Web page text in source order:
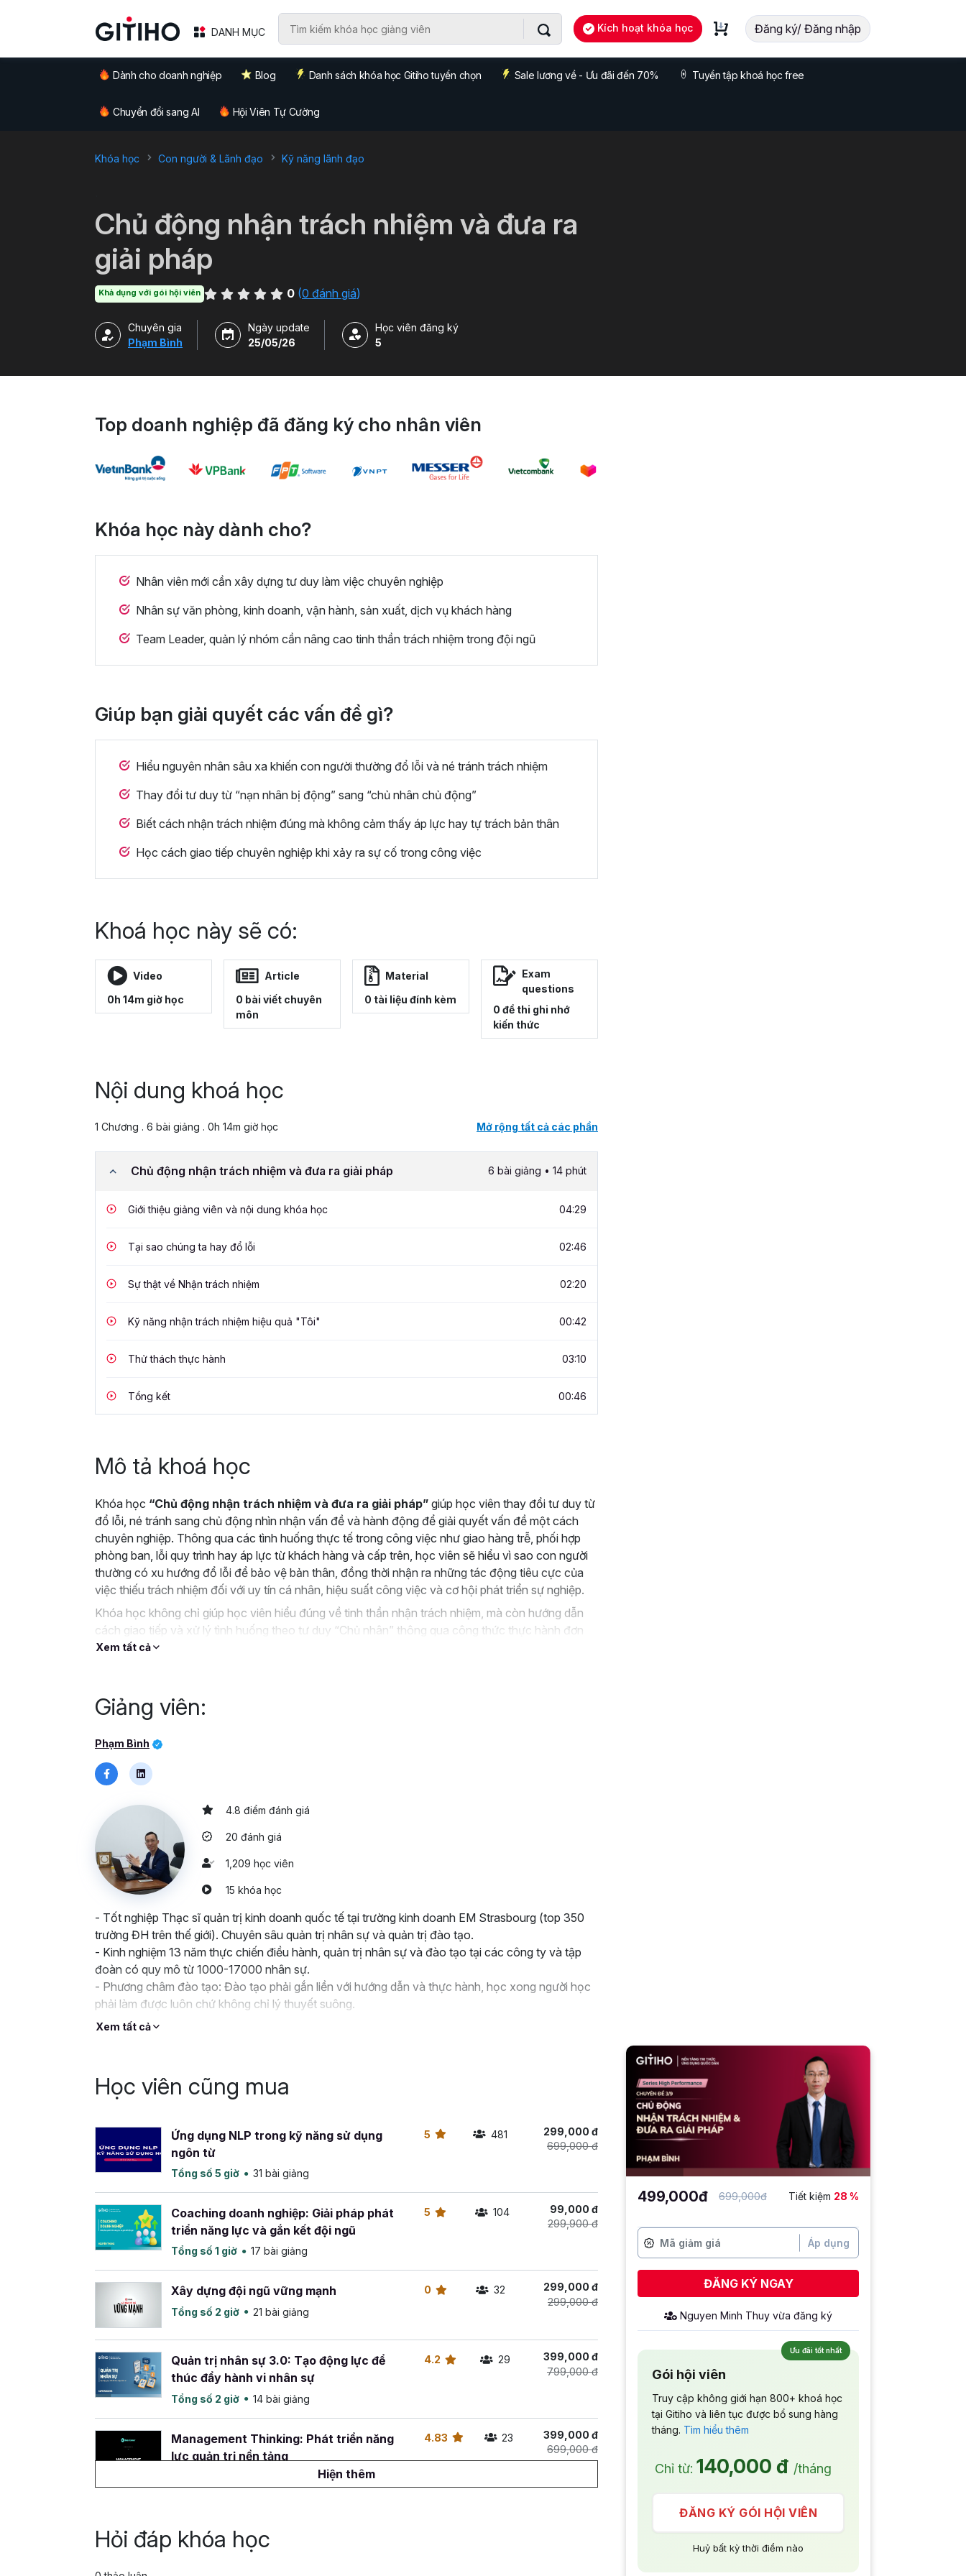
DANH MỤC Kích hoạt khóa học Đăng ký/ Đăng nhập
Dành cho doanh nghiệp Blog Danh sách khóa học Gitiho tuyển chọn Sale lương về - Ưu đãi đến 70% Tuyển tập khoá học free
Chuyển đổi sang AI Hội Viên Tự Cường
Khóa học Con người & Lãnh đạo Kỹ năng lãnh đạo
Chủ động nhận trách nhiệm và đưa ra
giải pháp
Khả dụng với gói hội viên 0 (0 đánh giá)
Chuyên gia
Phạm Bình
Ngày update
25/05/26
Học viên đăng ký
5
Top doanh nghiệp đã đăng ký cho nhân viên
Khóa học này dành cho?
Nhân viên mới cần xây dựng tư duy làm việc chuyên nghiệp
Nhân sự văn phòng, kinh doanh, vận hành, sản xuất, dịch vụ khách hàng
Team Leader, quản lý nhóm cần nâng cao tinh thần trách nhiệm trong đội ngũ
Giúp bạn giải quyết các vấn đề gì?
Hiểu nguyên nhân sâu xa khiến con người thường đổ lỗi và né tránh trách nhiệm
Thay đổi tư duy từ “nạn nhân bị động” sang “chủ nhân chủ động”
Biết cách nhận trách nhiệm đúng mà không cảm thấy áp lực hay tự trách bản thân
Học cách giao tiếp chuyên nghiệp khi xảy ra sự cố trong công việc
Khoá học này sẽ có:
Video
0h 14m giờ học
Article
0 bài viết chuyên
môn
Material
0 tài liệu đính kèm
Exam
questions
0 đề thi ghi nhớ
kiến thức
Nội dung khoá học
1 Chương . 6 bài giảng . 0h 14m giờ học Mở rộng tất cả các phần
Chủ động nhận trách nhiệm và đưa ra giải pháp 6 bài giảng • 14 phút
Giới thiệu giảng viên và nội dung khóa học 04:29
Tại sao chúng ta hay đổ lỗi 02:46
Sự thật về Nhận trách nhiệm 02:20
Kỹ năng nhận trách nhiệm hiệu quả "Tôi" 00:42
Thử thách thực hành 03:10
Tổng kết 00:46
Mô tả khoá học
Khóa học “Chủ động nhận trách nhiệm và đưa ra giải pháp” giúp học viên thay đổi tư duy từ
đổ lỗi, né tránh sang chủ động nhìn nhận vấn đề và hành động để giải quyết vấn đề một cách
chuyên nghiệp. Thông qua các tình huống thực tế trong công việc như giao hàng trễ, phối hợp
phòng ban, lỗi quy trình hay áp lực từ khách hàng và cấp trên, học viên sẽ hiểu vì sao con người
thường có xu hướng đổ lỗi để bảo vệ bản thân, đồng thời nhận ra những tác động tiêu cực của
việc thiếu trách nhiệm đối với uy tín cá nhân, hiệu suất công việc và cơ hội phát triển sự nghiệp.
Khóa học không chỉ giúp học viên hiểu đúng về tinh thần nhận trách nhiệm, mà còn hướng dẫn
cách giao tiếp và xử lý tình huống theo tư duy “Chủ nhân” thông qua công thức thực hành đơn
giản: thay vì nói
nhiệm, khả năng làm chủ công việc và xây dựng hình ảnh chuyên nghiệp hơn trong tổ chức.
Xem tất cả
Giảng viên:
Phạm Bình
4.8 điểm đánh giá
20 đánh giá
1,209 học viên
15 khóa học
- Tốt nghiệp Thạc sĩ quản trị kinh doanh quốc tế tại trường kinh doanh EM Strasbourg (top 350
trường ĐH trên thế giới). Chuyên sâu quản trị nhân sự và quản trị đào tạo.
- Kinh nghiệm 13 năm thực chiến điều hành, quản trị nhân sự và đào tạo tại các công ty và tập
đoàn có quy mô từ 1000-17000 nhân sự.
- Phương châm đào tạo: Đào tạo phải gắn liền với hướng dẫn và thực hành, học xong người học
phải làm được luôn chứ không chỉ lý thuyết suông.
Xem tất cả
Học viên cũng mua
Ứng dụng NLP trong kỹ năng sử dụng
ngôn từ
Tổng số 5 giờ 31 bài giảng
5 481
299,000 đ
699,000 đ
Coaching doanh nghiệp: Giải pháp phát
triển năng lực và gắn kết đội ngũ
Tổng số 1 giờ 17 bài giảng
5 104
99,000 đ
299,900 đ
Xây dựng đội ngũ vững mạnh
Tổng số 2 giờ 21 bài giảng
0 32
299,000 đ
299,000 đ
Quản trị nhân sự 3.0: Tạo động lực để
thúc đẩy hành vi nhân sự
Tổng số 2 giờ 14 bài giảng
4.2 29
399,000 đ
799,000 đ
Management Thinking: Phát triển năng
lực quản trị nền tảng
4.83 23
399,000 đ
699,000 đ
Hiện thêm
Hỏi đáp khóa học
499,000đ 699,000đ Tiết kiệm 28 %
Áp dụng
ĐĂNG KÝ NGAY
Nguyen Minh Thuy vừa đăng ký
Ưu đãi tốt nhất
Gói hội viên
Truy cập không giới hạn 800+ khoá học
tại Gitiho và liên tục được bổ sung hàng
tháng. Tìm hiểu thêm
Chỉ từ: 140,000 đ /tháng
ĐĂNG KÝ GÓI HỘI VIÊN
Huỷ bất kỳ thời điểm nào